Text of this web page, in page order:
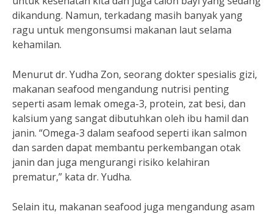
dikandung. Namun, terkadang masih banyak yang
ragu untuk mengonsumsi makanan laut selama
kehamilan.
Menurut dr. Yudha Zon, seorang dokter spesialis gizi,
makanan seafood mengandung nutrisi penting
seperti asam lemak omega-3, protein, zat besi, dan
kalsium yang sangat dibutuhkan oleh ibu hamil dan
janin. “Omega-3 dalam seafood seperti ikan salmon
dan sarden dapat membantu perkembangan otak
janin dan juga mengurangi risiko kelahiran
prematur,” kata dr. Yudha.
Selain itu, makanan seafood juga mengandung asam